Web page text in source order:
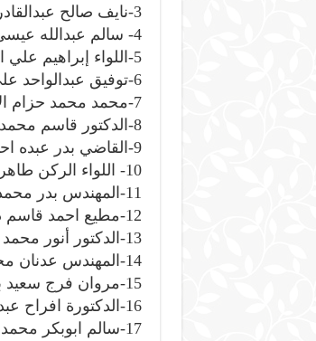
3-نايف صالح عبدالقادر البكري، وزيرا للشباب والرياضة.
4- سالم عبدالله عيسى السقطري، وزيرا للزراعة والري والثروة السمكية.
5-اللواء إبراهيم علي احمد حيدان، وزيرا للداخلية.
6-توفيق عبدالواحد علي الشرجبي، وزيرا للمياه والبيئة.
7-محمد محمد حزام الاشول، وزيرا للصناعة والتجارة.
8-الدكتور قاسم محمد قاسم بحيبح، وزيرا للصحة العامة والسكان.
9-القاضي بدر عبده احمد العارضة، وزيرا للعدل.
10- اللواء الركن طاهر علي عيضة العقيلي، وزيرا للدفاع.
11-المهندس بدر محمد مبارك باسلمة، وزيرا للإدارة المحلية.
12-مطيع احمد قاسم دماج، وزيرا للثقافة والسياحة.
13-الدكتور أنور محمد علي كلشات المهري، وزيرا للتعليم الفني والتدريب المهني.
14-المهندس عدنان محمد عمر الكاف، وزيرا للكهرباء والطاقة.
15-مروان فرج سعيد بن غانم، وزيرا للمالية.
16-الدكتورة افراح عبدالعزيز الزوبة، وزيرا للتخطيط والتعاون الدولي.
17-سالم ابوبكر محمد ثابت العولقي، وزيرا للخدمة المدنية والتأمينات.